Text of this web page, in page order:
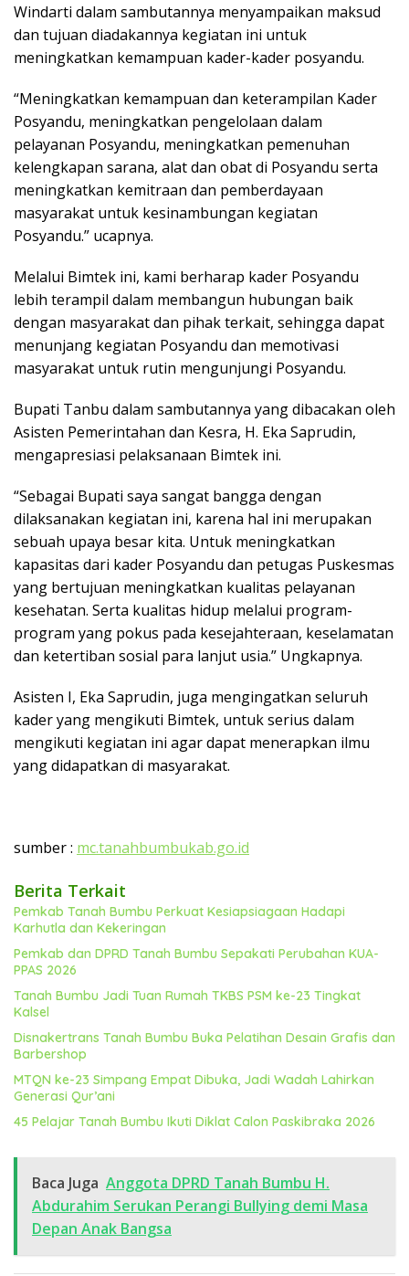
Windarti dalam sambutannya menyampaikan maksud
dan tujuan diadakannya kegiatan ini untuk
meningkatkan kemampuan kader-kader posyandu.
“Meningkatkan kemampuan dan keterampilan Kader
Posyandu, meningkatkan pengelolaan dalam
pelayanan Posyandu, meningkatkan pemenuhan
kelengkapan sarana, alat dan obat di Posyandu serta
meningkatkan kemitraan dan pemberdayaan
masyarakat untuk kesinambungan kegiatan
Posyandu.” ucapnya.
Melalui Bimtek ini, kami berharap kader Posyandu
lebih terampil dalam membangun hubungan baik
dengan masyarakat dan pihak terkait, sehingga dapat
menunjang kegiatan Posyandu dan memotivasi
masyarakat untuk rutin mengunjungi Posyandu.
Bupati Tanbu dalam sambutannya yang dibacakan oleh
Asisten Pemerintahan dan Kesra, H. Eka Saprudin,
mengapresiasi pelaksanaan Bimtek ini.
“Sebagai Bupati saya sangat bangga dengan
dilaksanakan kegiatan ini, karena hal ini merupakan
sebuah upaya besar kita. Untuk meningkatkan
kapasitas dari kader Posyandu dan petugas Puskesmas
yang bertujuan meningkatkan kualitas pelayanan
kesehatan. Serta kualitas hidup melalui program-
program yang pokus pada kesejahteraan, keselamatan
dan ketertiban sosial para lanjut usia.” Ungkapnya.
Asisten I, Eka Saprudin, juga mengingatkan seluruh
kader yang mengikuti Bimtek, untuk serius dalam
mengikuti kegiatan ini agar dapat menerapkan ilmu
yang didapatkan di masyarakat.
sumber : mc.tanahbumbukab.go.id
Berita Terkait
Pemkab Tanah Bumbu Perkuat Kesiapsiagaan Hadapi
Karhutla dan Kekeringan
Pemkab dan DPRD Tanah Bumbu Sepakati Perubahan KUA-
PPAS 2026
Tanah Bumbu Jadi Tuan Rumah TKBS PSM ke-23 Tingkat
Kalsel
Disnakertrans Tanah Bumbu Buka Pelatihan Desain Grafis dan
Barbershop
MTQN ke-23 Simpang Empat Dibuka, Jadi Wadah Lahirkan
Generasi Qur’ani
45 Pelajar Tanah Bumbu Ikuti Diklat Calon Paskibraka 2026
Baca Juga Anggota DPRD Tanah Bumbu H.
Abdurahim Serukan Perangi Bullying demi Masa
Depan Anak Bangsa